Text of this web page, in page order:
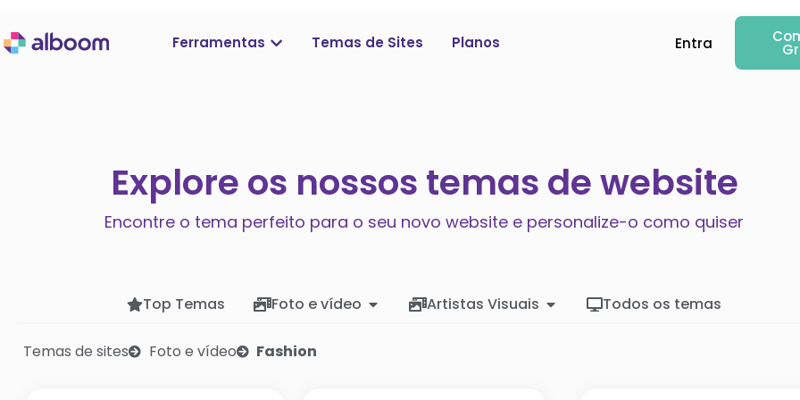
Ferramentas Temas de Sites Planos Entra
Explore os nossos temas de website
Encontre o tema perfeito para o seu novo website e personalize-o como quiser
Top Temas Foto e vídeo Artistas Visuais Todos os temas
Temas de sites Foto e vídeo Fashion